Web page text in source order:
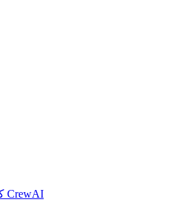
خوادم MCP كأدوات في CrewAI